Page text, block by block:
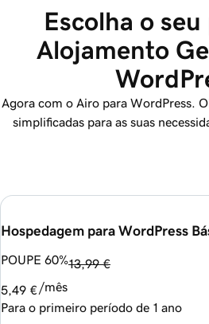
Escolha o
Alojamento
Agora com o Airo para WordPress.
simplificadas para as suas
Hospedagem para WordPress
POUPE 60%13,99 €
5,49 €/mês
Para o primeiro período de 1 ano